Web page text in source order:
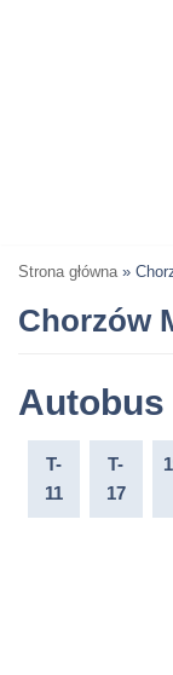
Strona główna »
Chorzów
Autobus
T-
11
T-
17